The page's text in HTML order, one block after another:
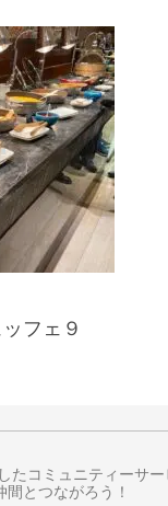
フェ９
たコミュニティーサ
とつながろう！